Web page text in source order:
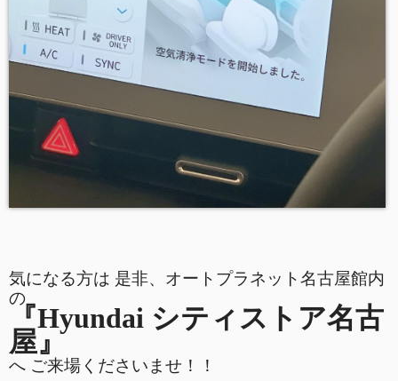
気になる方は 是非、オートプラネット名古屋館内
の
『Hyundai シティストア名古
屋』
へ ご来場くださいませ！！